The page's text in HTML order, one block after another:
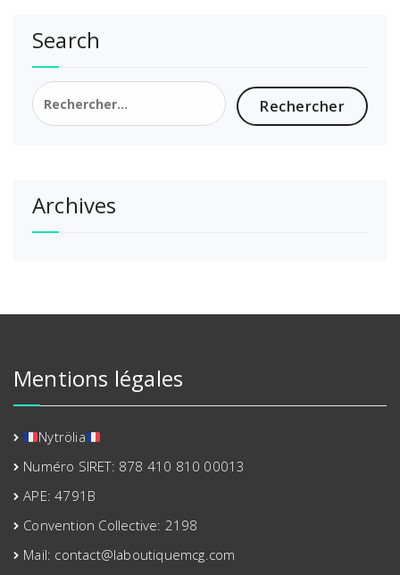
Search
Rechercher :
Archives
Mentions légales
Nytrölia
Numéro SIRET: 878 410 810 00013
APE: 4791B
Convention Collective: 2198
Mail: contact@laboutiquemcg.com